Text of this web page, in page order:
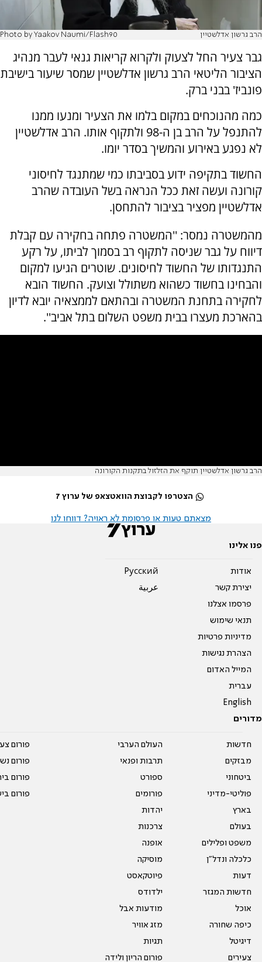
הרב גרשון אדלשטיין Photo by Yaakov Naumi/Flash90
גבר צעיר החל לצעוק ולקרוא קריאות גנאי לעבר מנהיג
הציבור הליטאי הרב גרשון אדלשטיין שמסר שיעור בישיבת
פונביז' בבני ברק.
כמה מהנוכחים במקום בלמו את הצעיר ומנעו ממנו
להתנפל על הרב בן ה-98 ולתקוף אותו. הרב אדלשטיין
לא נפגע באירוע והמשיך בסדר יומו.
החשוד בתקיפה ידוע בסביבתו כמי שמתנגד לחיסוני
קורונה ועשה זאת ככל הנראה בשל העובדה שהרב
אדלשטיין מפציר בציבור להתחסן.
מהמשטרה נמסר: ''המשטרה פתחה בחקירה עם קבלת
דיווח על גבר שניסה לתקוף רב בסמוך לביתו, על רקע
התנגדותו של החשוד לחיסונים. שוטרים הגיעו למקום
והבחינו בחשוד כשהוא משתולל וצועק. החשוד הובא
לחקירה בתחנת המשטרה ובהתאם לממצאיה יובא לדיון
בהארכת מעצרו בבית משפט השלום בתל אביב''.
הרב גרשון אדלשטיין תוקף את הזלזול בתקנות הקורונה
הצטרפו לקבוצת הוואטצאפ של ערוץ 7
מצאתם טעות או פרסומת לא ראויה? דווחו לנו
פנו אלינו
אודות
יצירת קשר
פרסמו אצלנו
תנאי שימוש
מדיניות פרטיות
הצהרת נגישות
המייל האדום
עברית
English
Pусский
عربية
מדורים
חדשות
מבזקים
ביטחוני
פוליטי-מדיני
בארץ
בעולם
משפט ופלילים
כלכלה ונדל"ן
דעות
חדשות המגזר
אוכל
כיפה שחורה
דיגיטל
צעירים
העולם הערבי
תרבות ופנאי
ספורט
פורומים
יהדות
צרכנות
אופנה
מוסיקה
פיוטקאסט
ילדודס
מודעות אבל
מזג אוויר
תגיות
פורום הריון ולידה
פורום
פורום
פורום
פורום